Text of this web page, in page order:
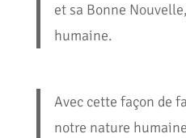
et sa Bonne
humaine.
Avec cette façon de
notre nature